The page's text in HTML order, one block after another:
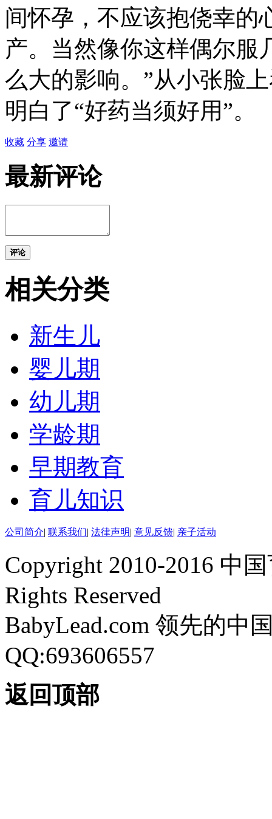
间怀孕，不应该抱侥幸的
产。当然像你这样偶尔服
么大的影响。”从小张脸
明白了“好药当须好用”。
收藏 分享 邀请
最新评论
评论
相关分类
新生儿
婴儿期
幼儿期
学龄期
早期教育
育儿知识
公司简介| 联系我们| 法律声明| 意见反馈| 亲子活动
Copyright 2010-2016 中
Rights Reserved
BabyLead.com 领先的中
QQ:693606557
返回顶部